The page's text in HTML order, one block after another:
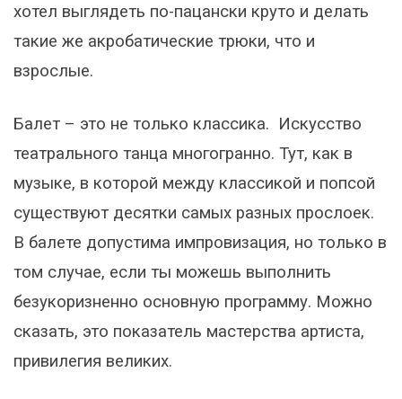
хотел выглядеть по-пацански круто и делать
такие же акробатические трюки, что и
взрослые.
Балет – это не только классика. Искусство
театрального танца многогранно. Тут, как в
музыке, в которой между классикой и попсой
существуют десятки самых разных прослоек.
В балете допустима импровизация, но только в
том случае, если ты можешь выполнить
безукоризненно основную программу. Можно
сказать, это показатель мастерства артиста,
привилегия великих.